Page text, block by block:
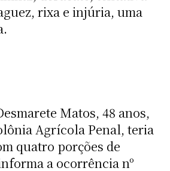
rixa e injúria, uma
Matos, 48 anos,
Agrícola Penal, teria
quatro porções de
a ocorrência nº